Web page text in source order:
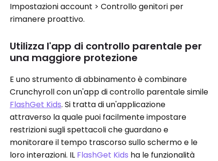
Impostazioni account > Controllo genitori per
rimanere proattivo.
Utilizza l'app di controllo parentale per
una maggiore protezione
E uno strumento di abbinamento è combinare
Crunchyroll con un'app di controllo parentale simile
FlashGet Kids. Si tratta di un'applicazione
attraverso la quale puoi facilmente impostare
restrizioni sugli spettacoli che guardano e
monitorare il tempo trascorso sullo schermo e le
loro interazioni. IL FlashGet Kids ha le funzionalità